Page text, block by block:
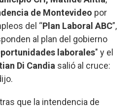
de Montevideo por
del “Plan Laboral ABC”,
al plan del gobierno
laborales" y el
Di Candia salió al cruce:
que la intendencia de